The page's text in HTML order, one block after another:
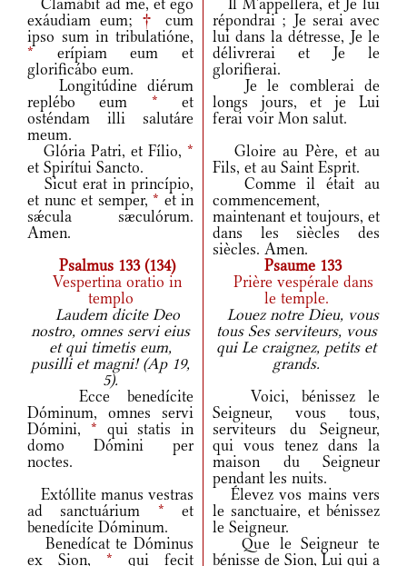
Clamábit ad me, et ego
exáudiam eum; †
cum
ipso sum in tribulatióne,
* erípiam eum et
glorificábo eum.
Il M'appellera, et Je lui
répondrai ; Je serai avec
lui dans la détresse, Je le
délivrerai et Je le
glorifierai.
Longitúdine diérum
replébo eum * et
osténdam illi salutáre
meum.
Je le comblerai de
longs jours, et je Lui
ferai voir Mon salut.
Glória Patri, et Fílio, *
et Spirítui Sancto.
Gloire au Père, et au
Fils, et au Saint Esprit.
Sicut erat in princípio,
et nunc et semper, * et in
sǽcula sæculórum.
Amen.
Comme il était au
commencement,
maintenant et toujours, et
dans les siècles des
siècles. Amen.
Psalmus 133 (134)
Psaume 133
Vespertina oratio in
templo
Prière vespérale dans
le temple.
Laudem dicite Deo
nostro, omnes servi eius
et qui timetis eum,
pusilli et magni! (Ap 19,
5).
Louez notre Dieu, vous
tous Ses serviteurs, vous
qui Le craignez, petits et
grands.
Ecce benedícite
Dóminum, omnes servi
Dómini, * qui statis in
domo Dómini per
noctes.
Voici, bénissez le
Seigneur, vous tous,
serviteurs du Seigneur,
qui vous tenez dans la
maison du Seigneur
pendant les nuits.
Extóllite manus vestras
ad sanctuárium * et
benedícite Dóminum.
Élevez vos mains vers
le sanctuaire, et bénissez
le Seigneur.
Benedícat te Dóminus
ex Sion, * qui fecit
Que le Seigneur te
bénisse de Sion, Lui qui a